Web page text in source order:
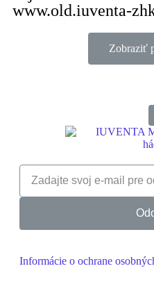
www.old.iuventa-
Zobraziť
Informácie o ochrane